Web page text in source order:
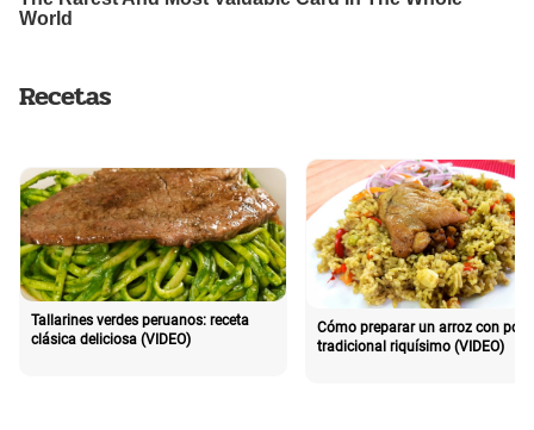
Recetas
Tallarines verdes peruanos: receta
clásica deliciosa (VIDEO)
Cómo preparar un arroz con pollo
tradicional riquísimo (VIDEO)